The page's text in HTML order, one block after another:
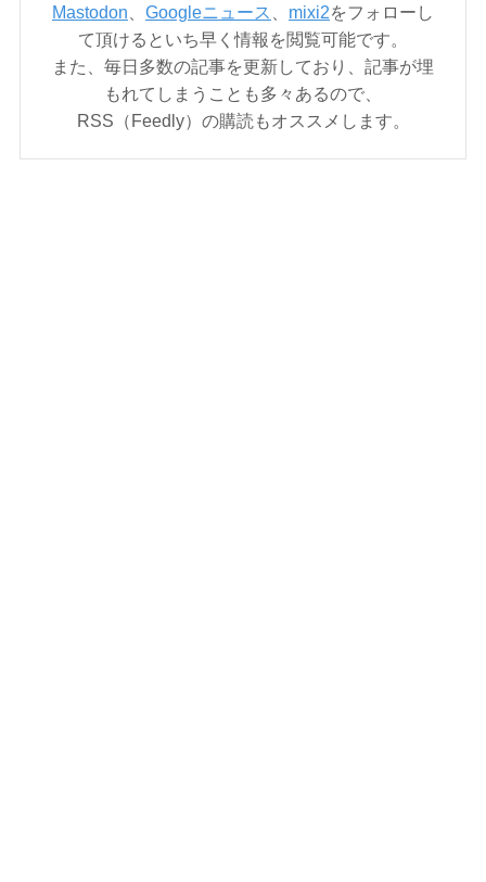
Mastodon Googleニュース mixi2をフォローし
て頂けるといち早く情報を閲覧可能です。
また、毎日多数の記事を更新しており、記事が埋
もれてしまうことも多々あるので、
RSS（Feedly）の購読もオススメします。